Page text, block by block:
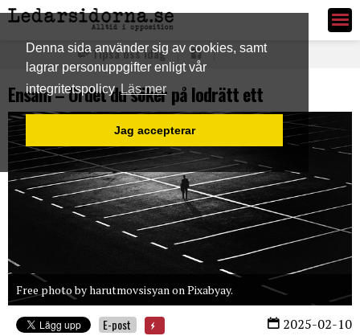
Denna sida använder sig av cookies, samt
lagrar personuppgifter enligt vår
integritetspolicyLäs mer
Jag accepterar
Ledarsidorna.se
Tipsa oss idag
Ensam – Ordet du söker på lodrätt ett
Free photo by harutmovsisyan on Pixabyay.
2025-02-10
E-post